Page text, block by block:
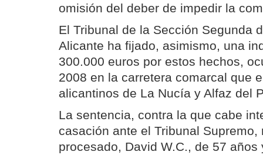
omisión del deber de impedir la
El Tribunal de la Sección Segunda
Alicante ha fijado, asimismo, una
300.000 euros por estos hechos,
2008 en la carretera comarcal que
alicantinos de La Nucía y Alfaz del
La sentencia, contra la que cabe
casación ante el Tribunal Supremo,
procesado, David W.C., de 57 años